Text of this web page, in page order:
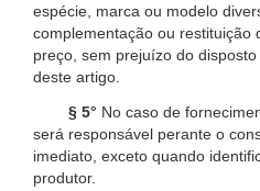
espécie, marca ou modelo
complementação ou restituição
preço, sem prejuízo do
deste artigo.
§ 5° No caso de
será responsável perante o
imediato, exceto quando
produtor.